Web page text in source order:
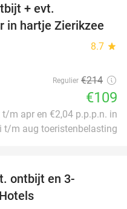
+ evt.
in hartje Zierikzee
8.7 star
Regulier €214
€109
m apr en €2,04 p.p.p.n. in
t/m aug toeristenbelasting
ontbijt en 3-